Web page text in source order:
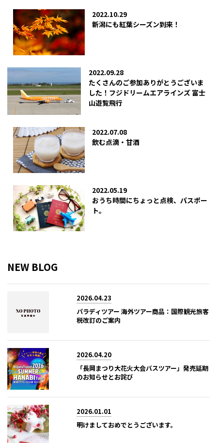
2022.10.29
新潟にも紅葉シーズン到来！
2022.09.28
たくさんのご参加ありがとうございま
した！フジドリームエアラインズ 富士
山遊覧飛行
2022.07.08
飲む点滴・甘酒
2022.05.19
おうち時間にちょっと点検、パスポー
ト。
NEW BLOG
2026.04.23
パラディツアー 海外ツアー商品：国際観光旅客
税改訂のご案内
2026.04.20
「長岡まつり大花火大会バスツアー」発売延期
のお知らせとお詫び
2026.01.01
明けましておめでとうございます。